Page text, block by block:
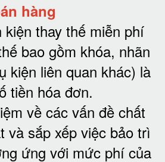
hàng
kiện thay thế miễn phí
bao gồm khóa, nhãn
kiện liên quan khác) là
tiền hóa đơn.
về các vấn đề chất
và sắp xếp việc bảo trì
ứng với mức phí của